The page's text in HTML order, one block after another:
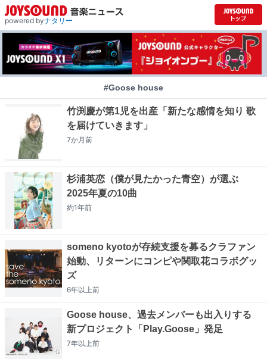
powered byナタリー
#Goose house
竹渕慶が第1児を出産「新たな感情を知り 歌
を届けていきます」
7か月前
杉浦英恋（僕が見たかった青空）が選ぶ
2025年夏の10曲
約1年前
someno kyotoが存続支援を募るクラファン
始動、リターンにコンピや関取花コラボグッ
ズ
6年以上前
Goose house、過去メンバーも出入りする
新プロジェクト「Play.Goose」発足
7年以上前